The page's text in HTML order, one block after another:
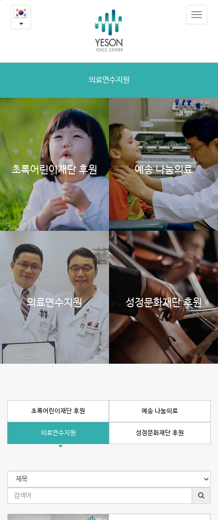
예
송
사
나
Toggle
의료연수지원
초록어린이재단 후원 예송 나눔의료
의료연수지원 성정문화재단 후원
초록어린이재단 후원 예송 나눔의료
의료연수지원 성정문화재단 후원